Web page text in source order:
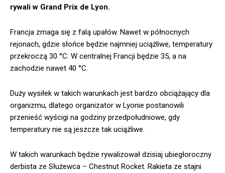
rywali w Grand Prix de Lyon.
Francja zmaga się z falą upałów. Nawet w północnych
rejonach, gdzie słońce będzie najmniej uciążliwe, temperatury
przekroczą 30 °C. W centralnej Francji będzie 35, a na
zachodzie nawet 40 °C.
Duży wysiłek w takich warunkach jest bardzo obciążający dla
organizmu, dlatego organizator w Lyonie postanowili
przenieść wyścigi na godziny przedpołudniowe, gdy
temperatury nie są jeszcze tak uciążliwe.
W takich warunkach będzie rywalizował dzisiaj ubiegłoroczny
derbista ze Służewca – Chestnut Rocket. Rakieta ze stajni